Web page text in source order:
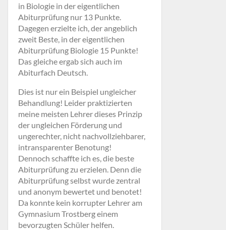
in Biologie in der eigentlichen
Abiturprüfung nur 13 Punkte.
Dagegen erzielte ich, der angeblich
zweit Beste, in der eigentlichen
Abiturprüfung Biologie 15 Punkte!
Das gleiche ergab sich auch im
Abiturfach Deutsch.
Dies ist nur ein Beispiel ungleicher
Behandlung! Leider praktizierten
meine meisten Lehrer dieses Prinzip
der ungleichen Förderung und
ungerechter, nicht nachvollziehbarer,
intransparenter Benotung!
Dennoch schaffte ich es, die beste
Abiturprüfung zu erzielen. Denn die
Abiturprüfung selbst wurde zentral
und anonym bewertet und benotet!
Da konnte kein korrupter Lehrer am
Gymnasium Trostberg einem
bevorzugten Schüler helfen.